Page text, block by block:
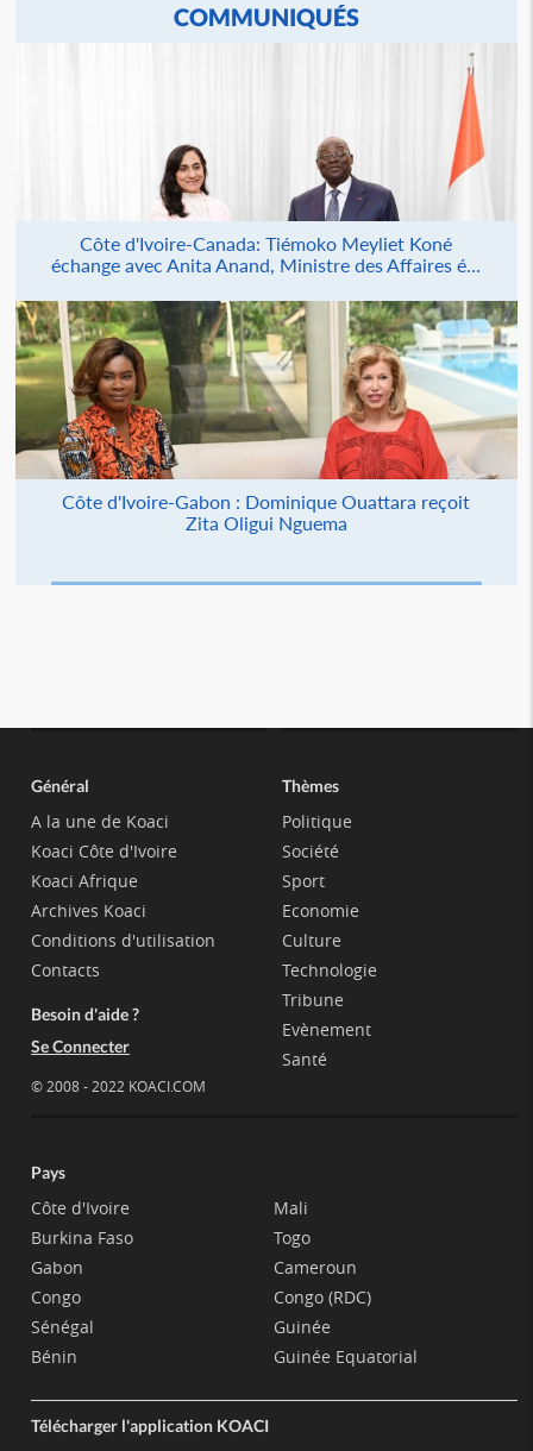
COMMUNIQUÉS
Côte d'Ivoire-Canada: Tiémoko Meyliet Koné
échange avec Anita Anand, Ministre des Affaires é...
Côte d'Ivoire-Gabon : Dominique Ouattara reçoit
Zita Oligui Nguema
Général
A la une de Koaci
Koaci Côte d'Ivoire
Koaci Afrique
Archives Koaci
Conditions d'utilisation
Contacts
Besoin d'aide ?
Se Connecter
© 2008 - 2022 KOACI.COM
Thèmes
Politique
Société
Sport
Economie
Culture
Technologie
Tribune
Evènement
Santé
Pays
Côte d'Ivoire
Burkina Faso
Gabon
Congo
Sénégal
Bénin
Mali
Togo
Cameroun
Congo (RDC)
Guinée
Guinée Equatorial
Télécharger l'application KOACI